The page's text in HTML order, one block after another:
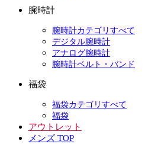
腕時計
腕時計カテゴリすべて
デジタル腕時計
アナログ腕時計
腕時計ベルト・バンド
福袋
福袋カテゴリすべて
福袋
アウトレット
メンズ TOP